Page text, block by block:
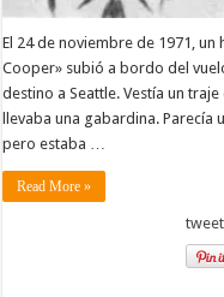
El 24 de noviembre de 1971,
Cooper» subió a bordo del
destino a Seattle. Vestía un
llevaba una gabardina.
pero estaba …
Read More »
tweet